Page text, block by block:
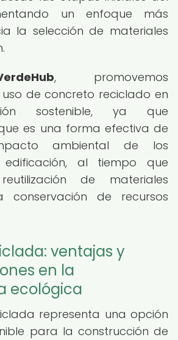
un enfoque más
la selección de materiales
, promovemos
de concreto reciclado en
sostenible, ya que
es una forma efectiva de
ambiental de los
al tiempo que
de materiales
conservación de recursos
ventajas y
en la
ecológica
representa una opción
para la construcción de